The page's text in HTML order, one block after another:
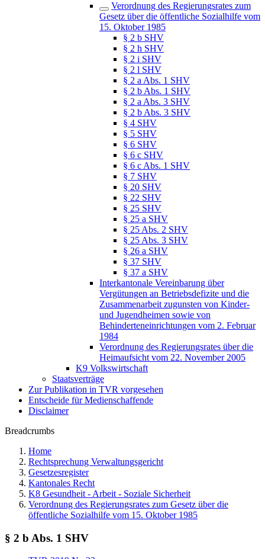
Verordnung des Regierungsrates zum
Gesetz über die öffentliche Sozialhilfe vom
15. Oktober 1985
§ 2 b SHV
§ 2 h SHV
§ 2 i SHV
§ 2 l SHV
§ 2 a Abs. 1 SHV
§ 2 b Abs. 1 SHV
§ 2 a Abs. 3 SHV
§ 2 b Abs. 3 SHV
§ 4 SHV
§ 5 SHV
§ 6 SHV
§ 6 c SHV
§ 6 c Abs. 1 SHV
§ 7 SHV
§ 20 SHV
§ 22 SHV
§ 25 SHV
§ 25 a SHV
§ 25 Abs. 2 SHV
§ 25 Abs. 3 SHV
§ 26 a SHV
§ 37 SHV
§ 37 a SHV
Interkantonale Vereinbarung über
Vergütungen an Betriebsdefizite und die
Zusammenarbeit zugunsten von Kinder-
und Jugendheimen sowie von
Behinderteneinrichtungen vom 2. Februar
1984
Verordnung des Regierungsrates über die
Heimaufsicht vom 22. November 2005
K9 Volkswirtschaft
Staatsverträge
Zur Publikation in TVR vorgesehen
Entscheide für Medienschaffende
Disclaimer
Breadcrumbs
Home
Rechtsprechung Verwaltungsgericht
Gesetzesregister
Kantonales Recht
K8 Gesundheit - Arbeit - Soziale Sicherheit
Verordnung des Regierungsrates zum Gesetz über die
öffentliche Sozialhilfe vom 15. Oktober 1985
§ 2 b Abs. 1 SHV